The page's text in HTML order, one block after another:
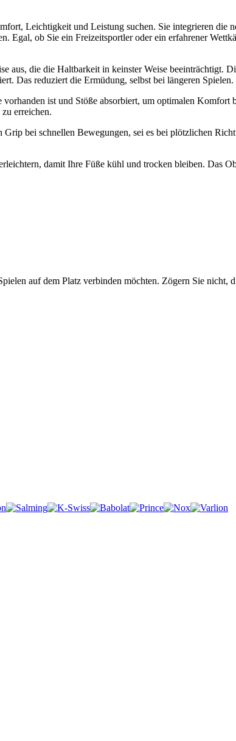
Leichtigkeit und Leistung suchen. Sie integrieren die
Egal, ob Sie ein Freizeitsportler oder ein erfahrener
aus, die die Haltbarkeit in keinster Weise beeinträchtigt.
Das reduziert die Ermüdung, selbst bei längeren Spielen.
ist und Stöße absorbiert, um optimalen Komfort
erreichen.
bei schnellen Bewegungen, sei es bei plötzlichen
damit Ihre Füße kühl und trocken bleiben. Das
auf dem Platz verbinden möchten. Zögern Sie nicht,